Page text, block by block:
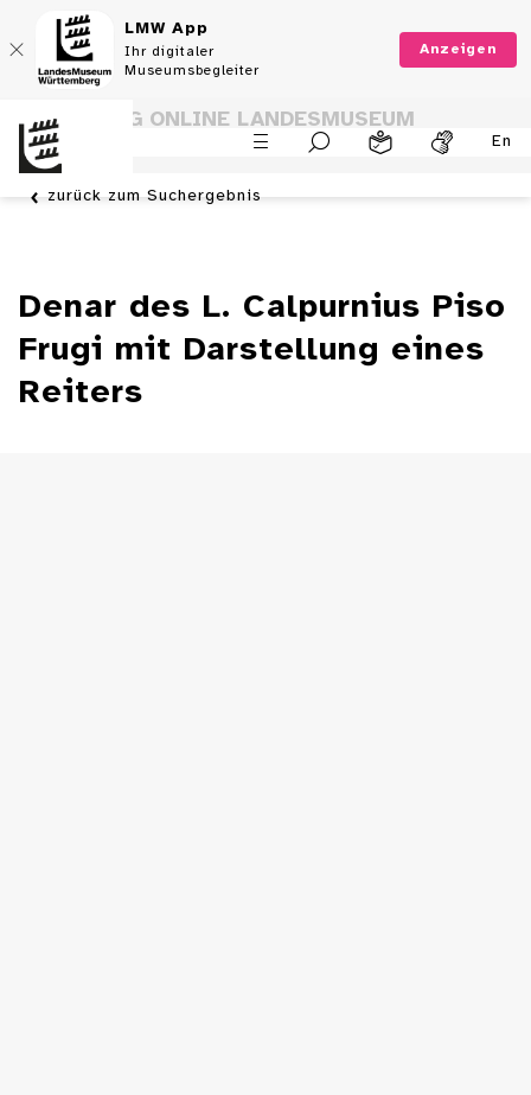
LMW App
Ihr digitaler
Museumsbegleiter
Anzeigen
En
SAMMLUNG ONLINE LANDESMUSEUM
WÜRTTEMBERG
zurück zum Suchergebnis
Denar des L. Calpurnius Piso
Frugi mit Darstellung eines
Reiters